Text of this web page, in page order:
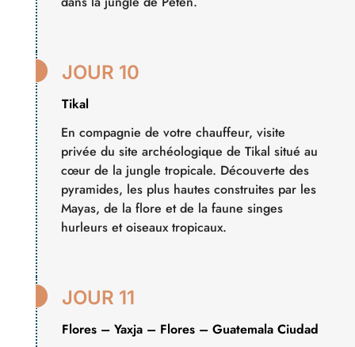
 JOUR 10
Tikal
En compagnie de votre chauffeur, visite
privée du site archéologique de Tikal situé au
cœur de la jungle tropicale. Découverte des
pyramides, les plus hautes construites par les
Mayas, de la flore et de la faune singes
hurleurs et oiseaux tropicaux.
 JOUR 11
Flores – Yaxja – Flores – Guatemala Ciudad